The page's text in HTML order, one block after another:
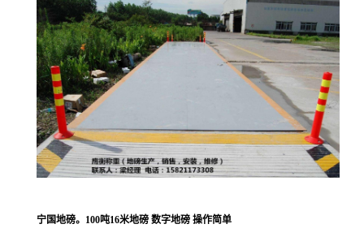
宁国地磅。100吨16米地磅 数字地磅 操作简单